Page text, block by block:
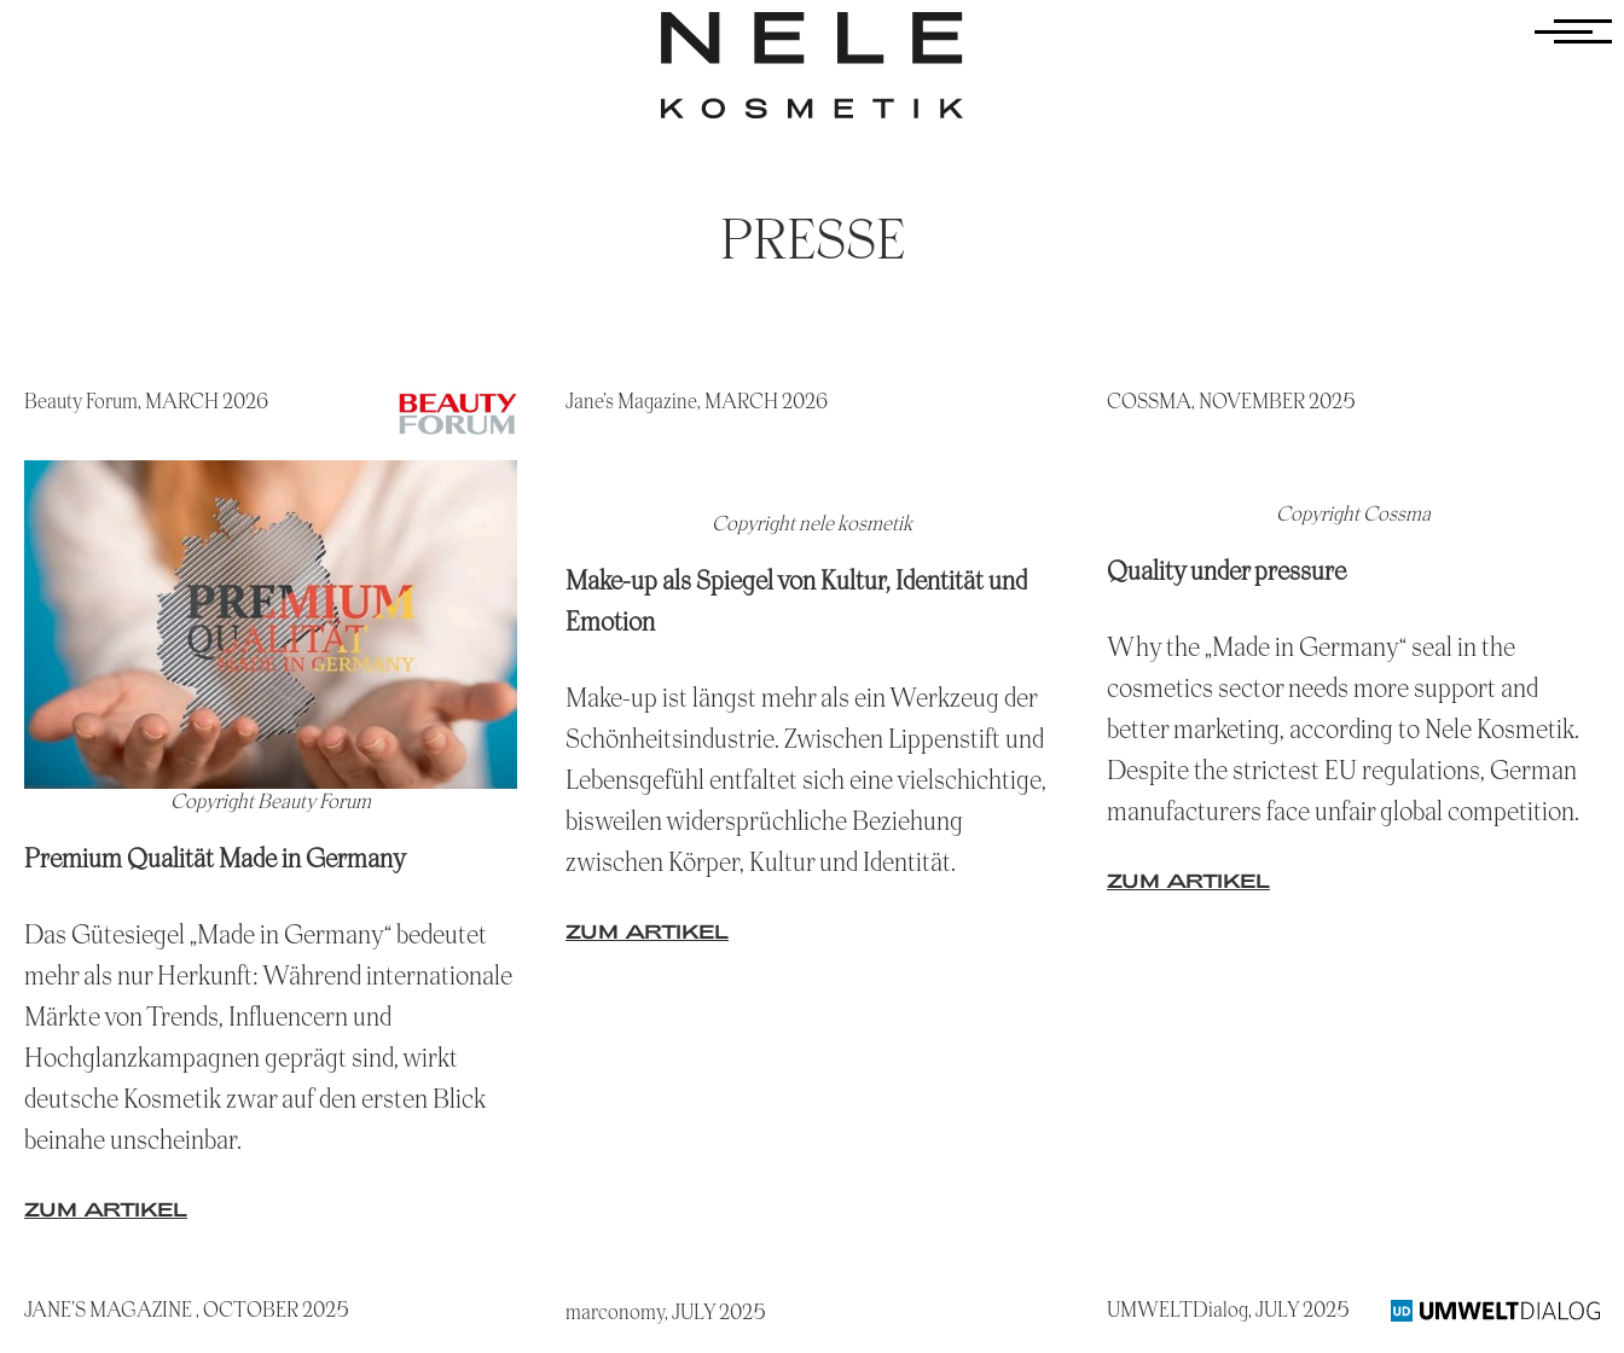
PRESSE
Beauty Forum, MARCH 2026
Copyright Beauty Forum
Premium Qualität Made in Germany
Das Gütesiegel „Made in Germany“ bedeutet
mehr als nur Herkunft: Während internationale
Märkte von Trends, Influencern und
Hochglanzkampagnen geprägt sind, wirkt
deutsche Kosmetik zwar auf den ersten Blick
beinahe unscheinbar.
ZUM ARTIKEL
Jane’s Magazine, MARCH 2026
Copyright nele kosmetik
Make-up als Spiegel von Kultur, Identität und
Emotion
Make-up ist längst mehr als ein Werkzeug der
Schönheitsindustrie. Zwischen Lippenstift und
Lebensgefühl entfaltet sich eine vielschichtige,
bisweilen widersprüchliche Beziehung
zwischen Körper, Kultur und Identität.
ZUM ARTIKEL
COSSMA, NOVEMBER 2025
Copyright Cossma
Quality under pressure
Why the „Made in Germany“ seal in the
cosmetics sector needs more support and
better marketing, according to Nele Kosmetik.
Despite the strictest EU regulations, German
manufacturers face unfair global competition.
ZUM ARTIKEL
JANE’S MAGAZINE , OCTOBER 2025 marconomy, JULY 2025 UMWELTDialog, JULY 2025